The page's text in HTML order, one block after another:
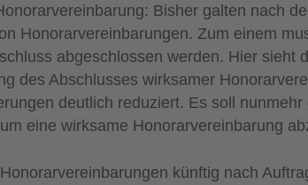
Bisher galten nach
Honorarvereinbarungen. Zum einem
abgeschlossen werden. Hier sieht
des Abschlusses wirksamer
deutlich reduziert. Es soll
eine wirksame Honorarvereinbarung
künftig nach